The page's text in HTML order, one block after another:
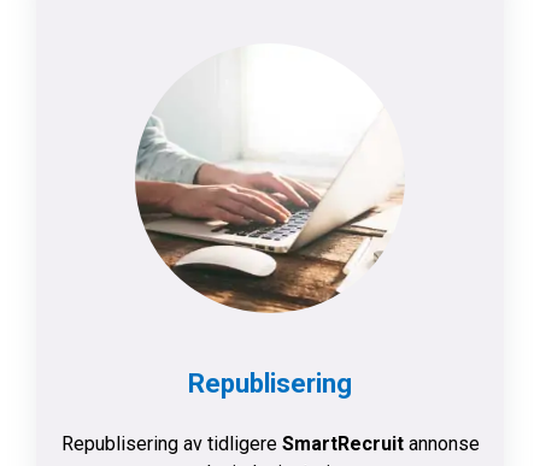
Republisering
Republisering av tidligere SmartRecruitannonse